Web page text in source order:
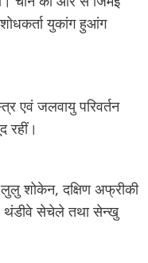
युकांग हुआंग
एवं जलवायु परिवर्तन
रहीं।
लुलु शोकेन, दक्षिण अफ्रीकी
थंडीवे सेचेले तथा सेन्खु